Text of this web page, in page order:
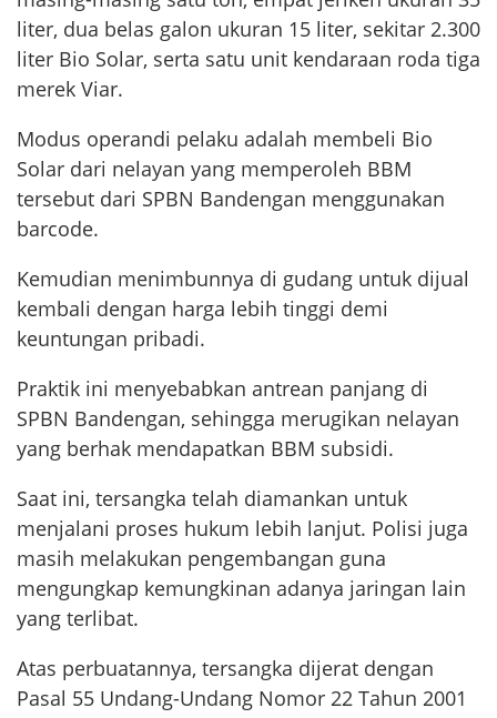
liter, dua belas galon ukuran 15 liter, sekitar 2.300
liter Bio Solar, serta satu unit kendaraan roda tiga
merek Viar.
Modus operandi pelaku adalah membeli Bio
Solar dari nelayan yang memperoleh BBM
tersebut dari SPBN Bandengan menggunakan
barcode.
Kemudian menimbunnya di gudang untuk dijual
kembali dengan harga lebih tinggi demi
keuntungan pribadi.
Praktik ini menyebabkan antrean panjang di
SPBN Bandengan, sehingga merugikan nelayan
yang berhak mendapatkan BBM subsidi.
Saat ini, tersangka telah diamankan untuk
menjalani proses hukum lebih lanjut. Polisi juga
masih melakukan pengembangan guna
mengungkap kemungkinan adanya jaringan lain
yang terlibat.
Atas perbuatannya, tersangka dijerat dengan
Pasal 55 Undang-Undang Nomor 22 Tahun 2001